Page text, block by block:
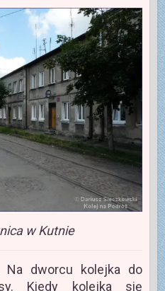
w Kutnie
Na dworcu kolejka do
Kiedy kolejka się